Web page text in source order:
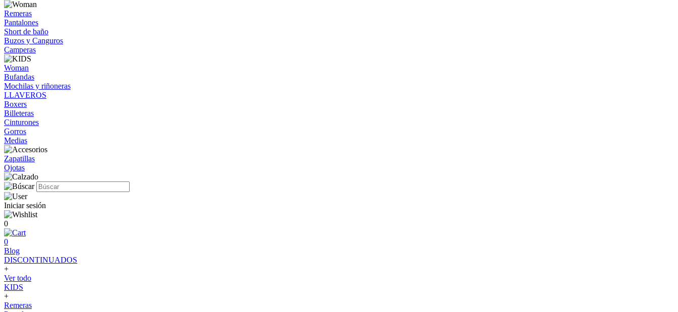
Remeras
Pantalones
Short de baño
Buzos y Canguros
Camperas
Woman
Bufandas
Mochilas y riñoneras
LLAVEROS
Boxers
Billeteras
Cinturones
Gorros
Medias
Zapatillas
Ojotas
Iniciar sesión
0
0
Blog
DISCONTINUADOS
+
Ver todo
KIDS
+
Remeras